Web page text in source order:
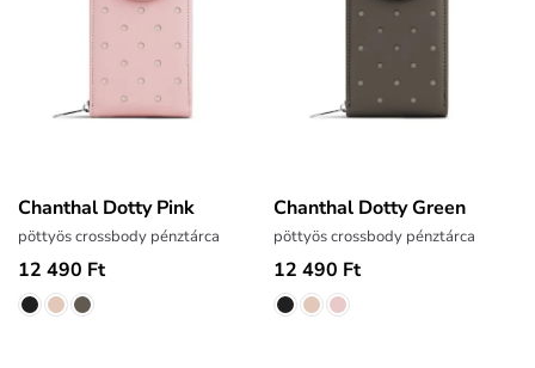
Chanthal Dotty Pink
pöttyös crossbody pénztárca
12 490 Ft
Chanthal Dotty Green
pöttyös crossbody pénztárca
12 490 Ft